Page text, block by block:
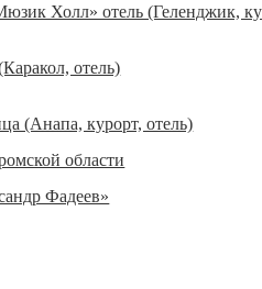
Холл» отель (Геленджик,
отель)
(Анапа, курорт, отель)
области
Фадеев»